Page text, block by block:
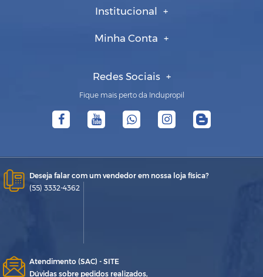
Institucional
Minha Conta
Redes Sociais
Fique mais perto da Indupropil
Deseja falar com um vendedor em nossa loja física?
(55) 3332-4362
Atendimento (SAC) - SITE
Dúvidas sobre pedidos realizados,